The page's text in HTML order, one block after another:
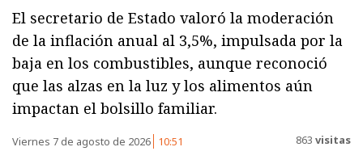
El secretario de Estado valoró la moderación
de la inflación anual al 3,5%, impulsada por la
baja en los combustibles, aunque reconoció
que las alzas en la luz y los alimentos aún
impactan el bolsillo familiar.
Viernes 7 de agosto de 2026 10:51 863 visitas